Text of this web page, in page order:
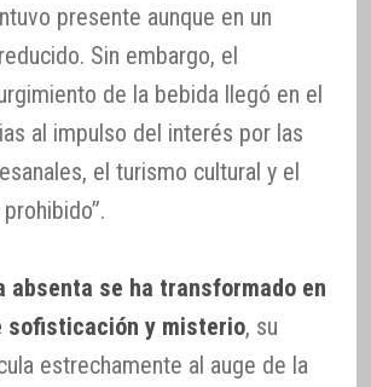
presente aunque en un
Sin embargo, el
de la bebida llegó en el
al impulso del interés por las
el turismo cultural y el
absenta se ha transformado en
sofisticación y misterio, su
estrechamente al auge de la